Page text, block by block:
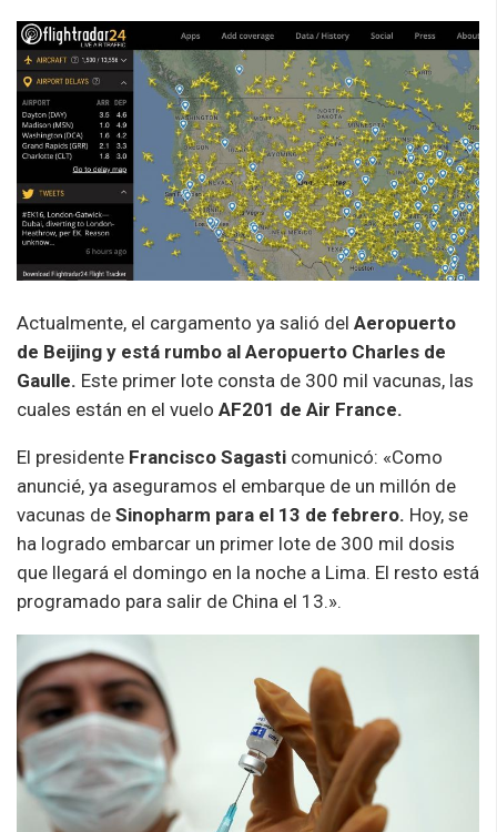
Actualmente, el cargamento ya salió del Aeropuerto
de Beijing y está rumbo al Aeropuerto Charles de
Gaulle. Este primer lote consta de 300 mil vacunas, las
cuales están en el vuelo AF201 de Air France.
El presidente Francisco Sagasti comunicó: «Como
anuncié, ya aseguramos el embarque de un millón de
vacunas de Sinopharm para el 13 de febrero. Hoy, se
ha logrado embarcar un primer lote de 300 mil dosis
que llegará el domingo en la noche a Lima. El resto está
programado para salir de China el 13.».